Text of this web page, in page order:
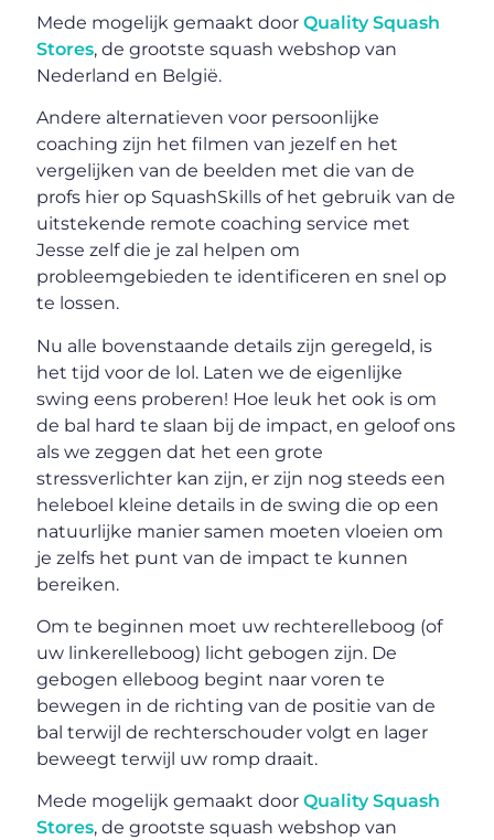
Mede mogelijk gemaakt doorQuality Squash
Stores, de grootste squash webshop van
Nederland en België.
Andere alternatieven voor persoonlijke
coaching zijn het filmen van jezelf en het
vergelijken van de beelden met die van de
profs hier op SquashSkills of het gebruik van de
uitstekende remote coaching service met
Jesse zelf die je zal helpen om
probleemgebieden te identificeren en snel op
te lossen.
Nu alle bovenstaande details zijn geregeld, is
het tijd voor de lol. Laten we de eigenlijke
swing eens proberen! Hoe leuk het ook is om
de bal hard te slaan bij de impact, en geloof ons
als we zeggen dat het een grote
stressverlichter kan zijn, er zijn nog steeds een
heleboel kleine details in de swing die op een
natuurlijke manier samen moeten vloeien om
je zelfs het punt van de impact te kunnen
bereiken.
Om te beginnen moet uw rechterelleboog (of
uw linkerelleboog) licht gebogen zijn. De
gebogen elleboog begint naar voren te
bewegen in de richting van de positie van de
bal terwijl de rechterschouder volgt en lager
beweegt terwijl uw romp draait.
Mede mogelijk gemaakt doorQuality Squash
Stores, de grootste squash webshop van